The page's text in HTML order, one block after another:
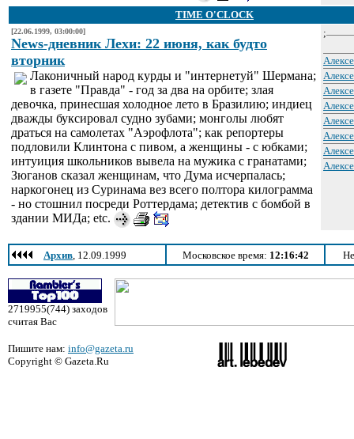
TIME O'CLOCK
[22.06.1999, 03:00:00]
News-дневник Лехи: 22 июня, как будто
вторник
Лаконичный народ курды и "интернетуй" Шермана;
в газете "Правда" - год за два на орбите; злая
девочка, принесшая холодное лето в Бразилию; индиец
дважды буксировал судно зубами; монголы любят
драться на самолетах "Аэрофлота"; как репортеры
подловили Клинтона с пивом, а женщины - с юбками;
интуиция школьников вывела на мужика с гранатами;
Зюганов сказал женщинам, что Дума исчерпалась;
наркогонец из Суринама вез всего полтора килограмма
- но стошнил посреди Роттердама; детектив с бомбой в
здании МИДа; etc.
;
Архив, 12.09.1999 Московское время: 12:16:42
2719955(744) заходов
считая Вас
Пишите нам: info@gazeta.ru
Copyright © Gazeta.Ru